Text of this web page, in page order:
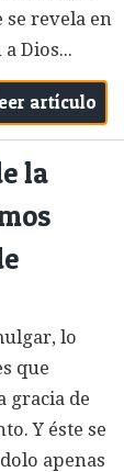
se revela en
Dios...
artículo
la
lo
que
gracia de
Y éste se
apenas